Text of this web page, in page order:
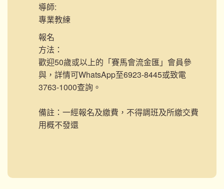
導師:
專業教練
報名
方法：
歡迎50歲或以上的「賽馬會流金匯」會員參
與，詳情可WhatsApp至6923-8445或致電
3763-1000查詢。
備註：一經報名及繳費，不得調班及所繳交費
用概不發還